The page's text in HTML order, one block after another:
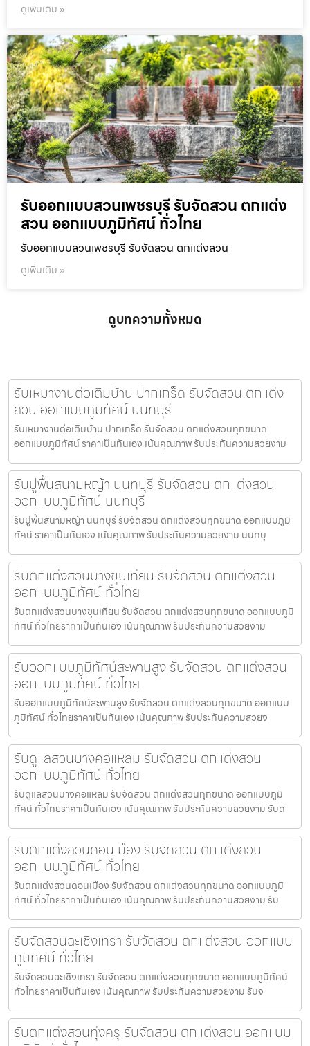
ดูเพิ่มเติม »
รับออกแบบสวนเพชรบุรี รับจัดสวน ตกแต่ง
สวน ออกแบบภูมิทัศน์ ทั่วไทย
รับออกแบบสวนเพชรบุรี รับจัดสวน ตกแต่งสวน
ดูเพิ่มเติม »
ดูบทความทั้งหมด
รับเหมางานต่อเติมบ้าน ปากเกร็ด รับจัดสวน ตกแต่ง
สวน ออกแบบภูมิทัศน์ นนทบุรี
รับเหมางานต่อเติมบ้าน ปากเกร็ด รับจัดสวน ตกแต่งสวนทุกขนาด
ออกแบบภูมิทัศน์ ราคาเป็นกันเอง เน้นคุณภาพ รับประกันความสวยงาม
รับปูพื้นสนามหญ้า นนทบุรี รับจัดสวน ตกแต่งสวน
ออกแบบภูมิทัศน์ นนทบุรี
รับปูพื้นสนามหญ้า นนทบุรี รับจัดสวน ตกแต่งสวนทุกขนาด ออกแบบภูมิ
ทัศน์ ราคาเป็นกันเอง เน้นคุณภาพ รับประกันความสวยงาม นนทบุ
รับตกแต่งสวนบางขุนเทียน รับจัดสวน ตกแต่งสวน
ออกแบบภูมิทัศน์ ทั่วไทย
รับตกแต่งสวนบางขุนเทียน รับจัดสวน ตกแต่งสวนทุกขนาด ออกแบบภูมิ
ทัศน์ ทั่วไทยราคาเป็นกันเอง เน้นคุณภาพ รับประกันความสวยงาม
รับออกแบบภูมิทัศน์สะพานสูง รับจัดสวน ตกแต่งสวน
ออกแบบภูมิทัศน์ ทั่วไทย
รับออกแบบภูมิทัศน์สะพานสูง รับจัดสวน ตกแต่งสวนทุกขนาด ออกแบบ
ภูมิทัศน์ ทั่วไทยราคาเป็นกันเอง เน้นคุณภาพ รับประกันความสวยง
รับดูแลสวนบางคอแหลม รับจัดสวน ตกแต่งสวน
ออกแบบภูมิทัศน์ ทั่วไทย
รับดูแลสวนบางคอแหลม รับจัดสวน ตกแต่งสวนทุกขนาด ออกแบบภูมิ
ทัศน์ ทั่วไทยราคาเป็นกันเอง เน้นคุณภาพ รับประกันความสวยงาม รับด
รับตกแต่งสวนดอนเมือง รับจัดสวน ตกแต่งสวน
ออกแบบภูมิทัศน์ ทั่วไทย
รับตกแต่งสวนดอนเมือง รับจัดสวน ตกแต่งสวนทุกขนาด ออกแบบภูมิ
ทัศน์ ทั่วไทยราคาเป็นกันเอง เน้นคุณภาพ รับประกันความสวยงาม รับ
รับจัดสวนฉะเชิงเทรา รับจัดสวน ตกแต่งสวน ออกแบบ
ภูมิทัศน์ ทั่วไทย
รับจัดสวนฉะเชิงเทรา รับจัดสวน ตกแต่งสวนทุกขนาด ออกแบบภูมิทัศน์
ทั่วไทยราคาเป็นกันเอง เน้นคุณภาพ รับประกันความสวยงาม รับจ
รับตกแต่งสวนทุ่งครุ รับจัดสวน ตกแต่งสวน ออกแบบ